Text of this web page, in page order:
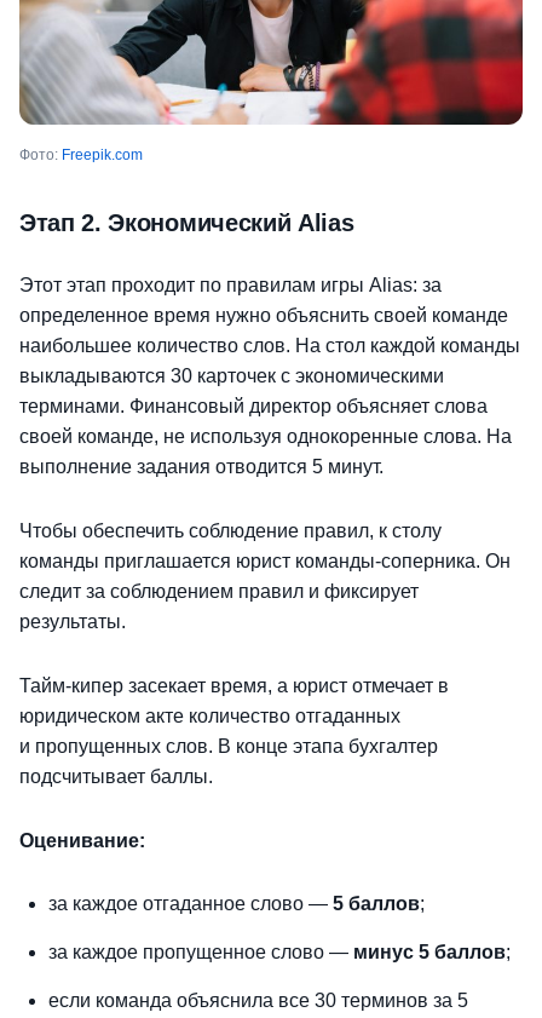
Фото: Freepik.com
Этап 2. Экономический Alias
Этот этап проходит по правилам игры Alias: за
определенное время нужно объяснить своей команде
наибольшее количество слов. На стол каждой команды
выкладываются 30 карточек с экономическими
терминами. Финансовый директор объясняет слова
своей команде, не используя однокоренные слова. На
выполнение задания отводится 5 минут.
Чтобы обеспечить соблюдение правил, к столу
команды приглашается юрист команды-соперника. Он
следит за соблюдением правил и фиксирует
результаты.
Тайм-кипер засекает время, а юрист отмечает в
юридическом акте количество отгаданных
и пропущенных слов. В конце этапа бухгалтер
подсчитывает баллы.
Оценивание:
за каждое отгаданное слово — 5 баллов;
за каждое пропущенное слово — минус 5 баллов;
если команда объяснила все 30 терминов за 5